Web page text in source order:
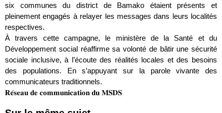
six communes du district de Bamako étaient présents et
pleinement engagés à relayer les messages dans leurs localités
respectives.
À travers cette campagne, le ministère de la Santé et du
Développement social réaffirme sa volonté de bâtir une sécurité
sociale inclusive, à l’écoute des réalités locales et des besoins
des populations. En s’appuyant sur la parole vivante des
communicateurs traditionnels.
𝐑𝐞́𝐬𝐞𝐚𝐮 𝐝𝐞 𝐜𝐨𝐦𝐦𝐮𝐧𝐢𝐜𝐚𝐭𝐢𝐨𝐧 𝐝𝐮 𝐌𝐒𝐃𝐒